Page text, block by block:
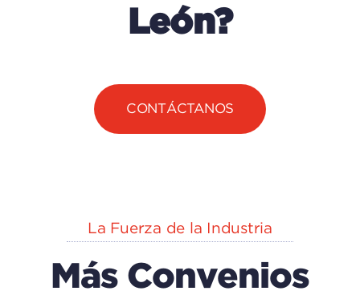
León?
CONTÁCTANOS
La Fuerza de la Industria
Más Convenios